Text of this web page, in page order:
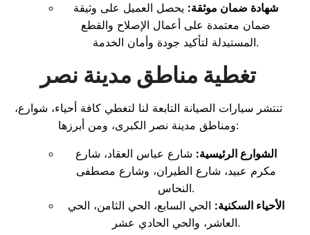
شهادة ضمان موثقة: يحصل العميل على وثيقة
ضمان معتمدة على أعمال الإصلاح والقطع
المستبدلة لتأكيد جودة وأمان الخدمة.
تغطية مناطق مدينة نصر
تنتشر سيارات الصيانة التابعة لنا لتغطي كافة أحياء، شوارع،
ومناطق مدينة نصر الكبرى، ومن أبرزها:
الشوارع الرئيسية: شارع عباس العقاد، شارع
مكرم عبيد، شارع الطيران، وشارع مصطفى
النحاس.
الأحياء السكنية: الحي السابع، الحي الثامن، الحي
العاشر، والحي الحادي عشر.